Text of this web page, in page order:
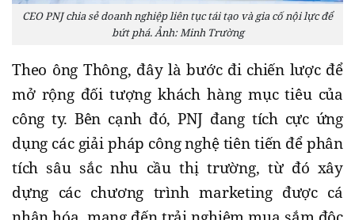
CEO PNJ chia sẻ doanh nghiệp liên tục tái tạo và gia cố nội lực để
bứt phá. Ảnh: Minh Trường
Theo ông Thông, đây là bước đi chiến lược để
mở rộng đối tượng khách hàng mục tiêu của
công ty. Bên cạnh đó, PNJ đang tích cực ứng
dụng các giải pháp công nghệ tiên tiến để phân
tích sâu sắc nhu cầu thị trường, từ đó xây
dựng các chương trình marketing được cá